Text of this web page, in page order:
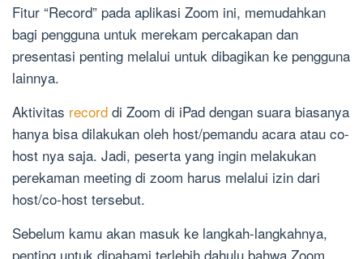
Fitur “Record” pada aplikasi Zoom ini, memudahkan
bagi pengguna untuk merekam percakapan dan
presentasi penting melalui untuk dibagikan ke pengguna
lainnya.
Aktivitas record di Zoom di iPad dengan suara biasanya
hanya bisa dilakukan oleh host/pemandu acara atau co-
host nya saja. Jadi, peserta yang ingin melakukan
perekaman meeting di zoom harus melalui izin dari
host/co-host tersebut.
Sebelum kamu akan masuk ke langkah-langkahnya,
penting untuk dipahami terlebih dahulu bahwa Zoom